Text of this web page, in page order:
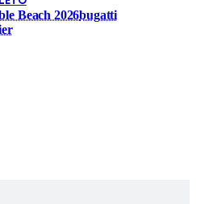
Beach 2026bugatti